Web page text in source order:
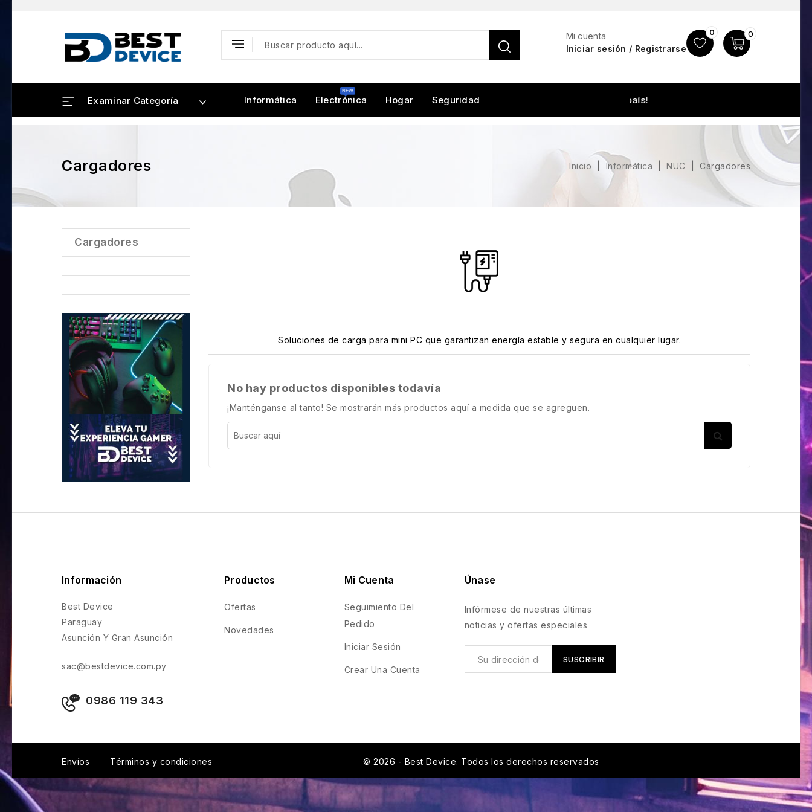
0
0
Mi cuenta
Iniciar sesión / Registrarse
Examinar Categoría Informática Electrónica Hogar Seguridad
Cargadores Inicio Informática NUC Cargadores
Cargadores
Soluciones de carga para mini PC que garantizan energía estable y segura en cualquier lugar.
No hay productos disponibles todavía
¡Manténganse al tanto! Se mostrarán más productos aquí a medida que se agreguen.
Información
Best Device
Paraguay
Asunción Y Gran Asunción
sac@bestdevice.com.py
0986 119 343
Productos
Ofertas
Novedades
Mi Cuenta
Seguimiento Del
Pedido
Iniciar Sesión
Crear Una Cuenta
Únase
Infórmese de nuestras últimas
noticias y ofertas especiales
Envíos Términos y condiciones © 2026 - Best Device. Todos los derechos reservados